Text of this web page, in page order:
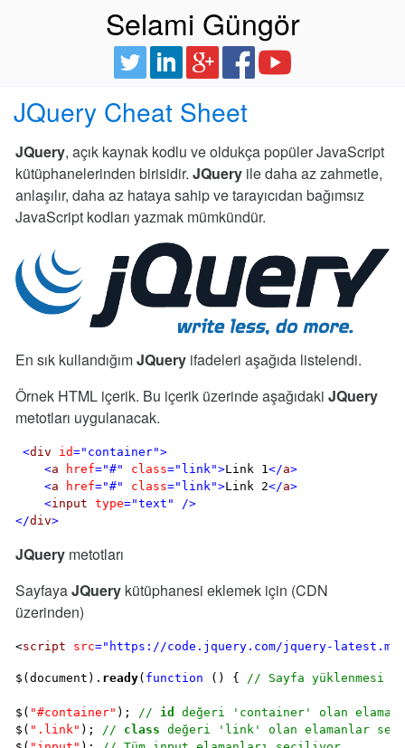
Selami Güngör
JQuery Cheat Sheet
JQuery, açık kaynak kodlu ve oldukça popüler JavaScript
kütüphanelerinden birisidir. JQuery ile daha az zahmetle,
anlaşılır, daha az hataya sahip ve tarayıcıdan bağımsız
JavaScript kodları yazmak mümkündür.
En sık kullandığımJQuery ifadeleri aşağıda listelendi.
Örnek HTML içerik. Bu içerik üzerinde aşağıdaki JQuery
metotları uygulanacak.
<div id="container">
<a href="#" class="link">Link 1 </a>
<a href="#" class="link">Link 2</a>
<input type="text"
/>
</div>
JQuery metotları
SayfayaJQuery kütüphanesi eklemek için (CDN
üzerinden)
<script src="https://code.jquery.com/jquery-
$(document). ready( function () { // Sayfa yüklenmesi
$( "#container" ); // id
değeri 'container' olan
$( ".link" ); // class değeri 'link' olan elamanlar